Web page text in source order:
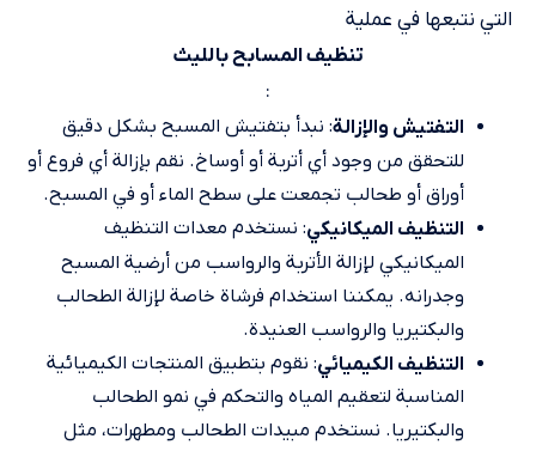
التي نتبعها في عملية
تنظيف المسابح بالليث
:
التفتيش والإزالة: نبدأ بتفتيش المسبح بشكل دقيق
للتحقق من وجود أي أتربة أو أوساخ. نقم بإزالة أي فروع أو
أوراق أو طحالب تجمعت على سطح الماء أو في المسبح.
التنظيف الميكانيكي: نستخدم معدات التنظيف
الميكانيكي لإزالة الأتربة والرواسب من أرضية المسبح
وجدرانه. يمكننا استخدام فرشاة خاصة لإزالة الطحالب
والبكتيريا والرواسب العنيدة.
التنظيف الكيميائي: نقوم بتطبيق المنتجات الكيميائية
المناسبة لتعقيم المياه والتحكم في نمو الطحالب
والبكتيريا. نستخدم مبيدات الطحالب ومطهرات، مثل